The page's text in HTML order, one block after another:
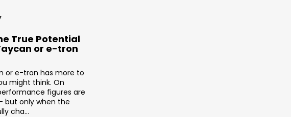
True Potential
or e-tron
or e-tron has more to
might think. On
figures are
but only when the
cha...